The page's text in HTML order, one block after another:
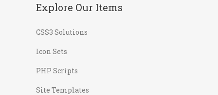
Explore Our Items
CSS3 Solutions
Icon Sets
PHP Scripts
Site Templates